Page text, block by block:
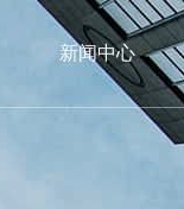
新闻中心